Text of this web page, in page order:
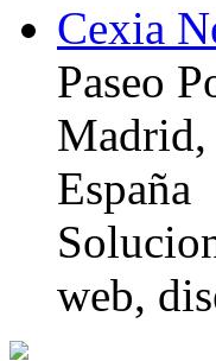
Cexia
Paseo
España
web,